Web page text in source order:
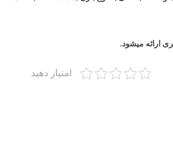
امتیاز دهید